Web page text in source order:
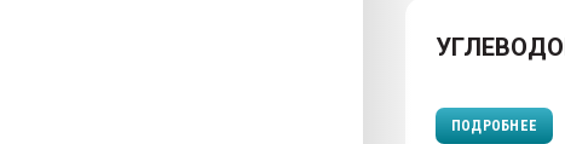
ПОДРОБНЕЕ